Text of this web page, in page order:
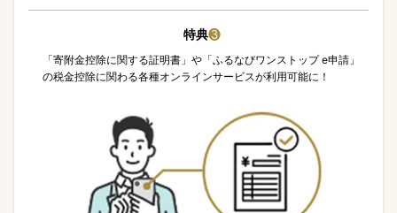
特典❸
「寄附金控除に関する証明書」や「ふるなびワンストップ e申請」
の税金控除に関わる各種オンラインサービスが利用可能に！